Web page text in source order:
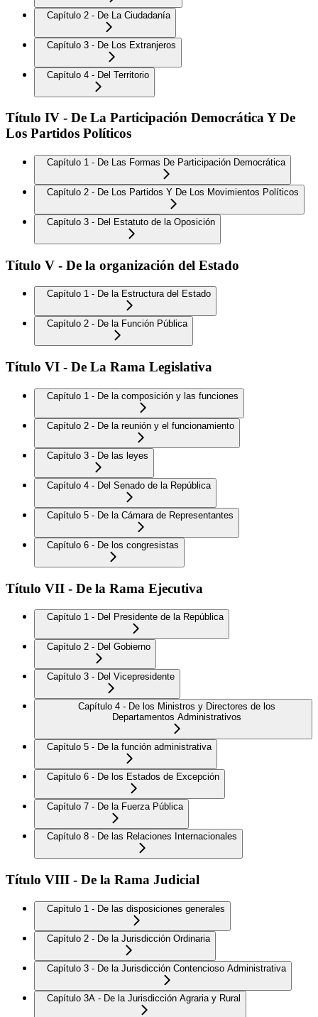
Capítulo 2 - De La Ciudadanía
Capítulo 3 - De Los Extranjeros
Capítulo 4 - Del Territorio
Título IV - De La Participación Democrática Y De
Los Partidos Políticos
Capítulo 1 - De Las Formas De Participación Democrática
Capítulo 2 - De Los Partidos Y De Los Movimientos Políticos
Capítulo 3 - Del Estatuto de la Oposición
Título V - De la organización del Estado
Capítulo 1 - De la Estructura del Estado
Capítulo 2 - De la Función Pública
Título VI - De La Rama Legislativa
Capítulo 1 - De la composición y las funciones
Capítulo 2 - De la reunión y el funcionamiento
Capítulo 3 - De las leyes
Capítulo 4 - Del Senado de la República
Capítulo 5 - De la Cámara de Representantes
Capítulo 6 - De los congresistas
Título VII - De la Rama Ejecutiva
Capítulo 1 - Del Presidente de la República
Capítulo 2 - Del Gobierno
Capítulo 3 - Del Vicepresidente
Capítulo 4 - De los Ministros y Directores de los
Departamentos Administrativos
Capítulo 5 - De la función administrativa
Capítulo 6 - De los Estados de Excepción
Capítulo 7 - De la Fuerza Pública
Capítulo 8 - De las Relaciones Internacionales
Título VIII - De la Rama Judicial
Capítulo 1 - De las disposiciones generales
Capítulo 2 - De la Jurisdicción Ordinaria
Capítulo 3 - De la Jurisdicción Contencioso Administrativa
Capítulo 3A - De la Jurisdicción Agraria y Rural